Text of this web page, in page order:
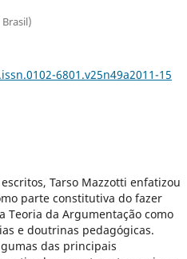
6801.v25n49a2011-15
Tarso Mazzotti enfatizou
parte constitutiva do fazer
da Argumentação como
e doutrinas pedagógicas.
das principais